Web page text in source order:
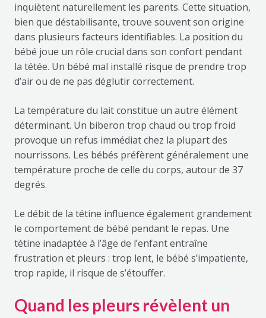
inquiètent naturellement les parents. Cette situation,
bien que déstabilisante, trouve souvent son origine
dans plusieurs facteurs identifiables. La position du
bébé joue un rôle crucial dans son confort pendant
la tétée. Un bébé mal installé risque de prendre trop
d’air ou de ne pas déglutir correctement.
La température du lait constitue un autre élément
déterminant. Un biberon trop chaud ou trop froid
provoque un refus immédiat chez la plupart des
nourrissons. Les bébés préfèrent généralement une
température proche de celle du corps, autour de 37
degrés.
Le débit de la tétine influence également grandement
le comportement de bébé pendant le repas. Une
tétine inadaptée à l’âge de l’enfant entraîne
frustration et pleurs : trop lent, le bébé s’impatiente,
trop rapide, il risque de s’étouffer.
Quand les pleurs révèlent un